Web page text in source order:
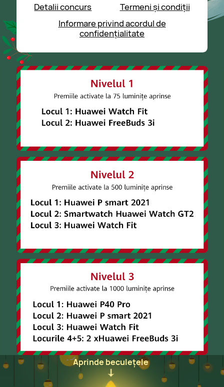
Detalii concurs
Termeni și condiții
Informare privind acordul de
confidențialitate
Aprinde beculețele